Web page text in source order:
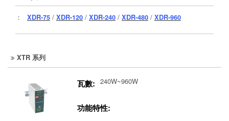
： XDR-75 / XDR-120 / XDR-240 / XDR-480 / XDR-960
XTR 系列
瓦數: 240W~960W
功能特性: